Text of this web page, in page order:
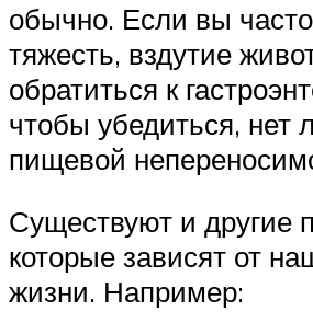
обычно. Если вы часто
тяжесть, вздутие
обратиться к
чтобы убедиться, нет
пищевой
Существуют и другие
которые зависят от
жизни. Например: